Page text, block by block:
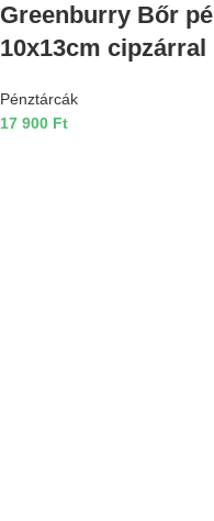
Greenburry Bőr
10x13cm cipzárral
Pénztárcák
17 900 Ft